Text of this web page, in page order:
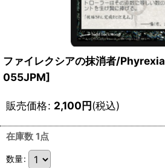
ファイレクシアの抹消者/
055JPM]
販売価格: 2,100円(税込)
在庫数 1点
数量: